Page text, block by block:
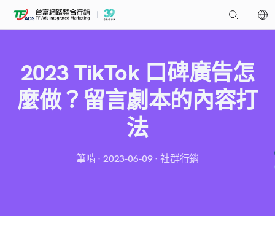
2023 TikTok 口碑廣告怎
麼做？留言劇本的內容打
法
筆啃 · 2023-06-09 · 社群行銷